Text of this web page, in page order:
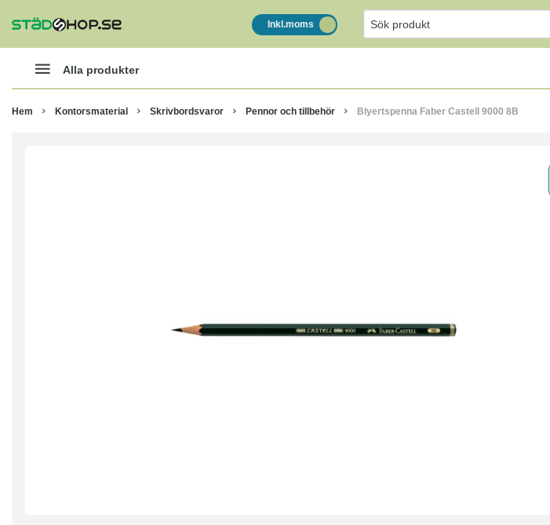
Inkl.moms
Alla produkter
Hem Kontorsmaterial Skrivbordsvaror Pennor och tillbehör Blyertspenna Faber Castell 9000 8B